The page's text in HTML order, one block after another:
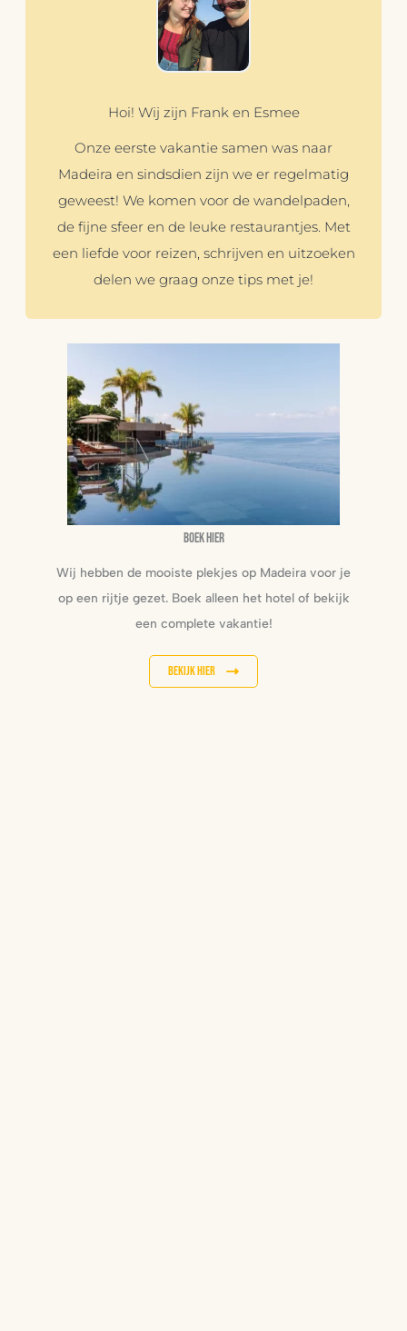
Hoi! Wij zijn Frank en Esmee
Onze eerste vakantie samen was naar
Madeira en sindsdien zijn we er regelmatig
geweest! We komen voor de wandelpaden,
de fijne sfeer en de leuke restaurantjes. Met
een liefde voor reizen, schrijven en uitzoeken
delen we graag onze tips met je!
Boek hier
Wij hebben de mooiste plekjes op Madeira voor je
op een rijtje gezet. Boek alleen het hotel of bekijk
een complete vakantie!
Bekijk hier